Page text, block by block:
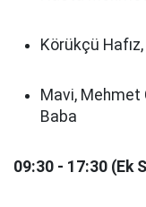
Körükçü
Mavi, Mehmet
Baba
09:30 - 17:30 (Ek